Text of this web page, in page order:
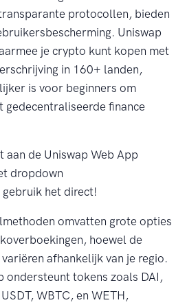
protocollen, bieden
Uniswap
je crypto kunt kopen met
in 160+ landen,
is voor beginners om
finance
aan de Uniswap Web App
dropdown
het direct!
omvatten grote opties
hoewel de
afhankelijk van je regio.
ondersteunt tokens zoals DAI,
WBTC, en WETH,